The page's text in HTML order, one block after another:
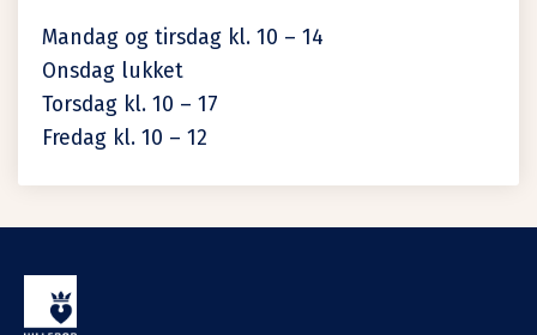
Mandag og tirsdag kl. 10 – 14
Onsdag lukket
Torsdag kl. 10 – 17
Fredag kl. 10 – 12